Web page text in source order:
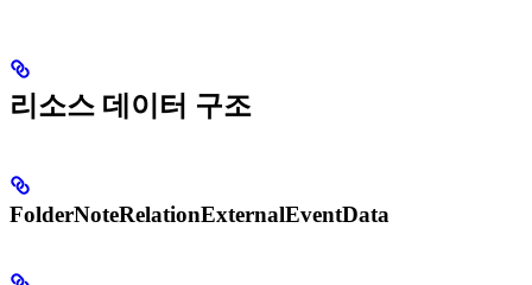
리소스 데이터 구조
FolderNoteRelationExternalEventData